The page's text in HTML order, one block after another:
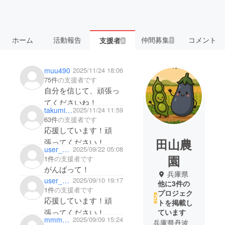
ホーム 活動報告 支援者6 仲間募集 1 コメント
muu490 2025/11/24 18:06
75件の支援者です
自分を信じて、頑張っ
てくださいね！
takumiagogo2025/11/24 11:59
63件の支援者です
応援しています！頑
張ってください！
user_6c13b10b0f94 2025/09/22 05:08
1件の支援者です
がんばって！
user_b1480a2c23f4 2025/09/10 19:17
1件の支援者です
応援しています！頑
張ってください！
mmm105 2025/09/09 15:24
田山農
園
兵庫県
他に3件の
プロジェク
トを掲載し
ています
兵庫県丹波